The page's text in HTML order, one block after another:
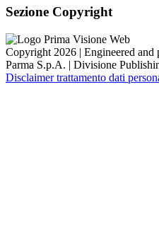
Sezione Copyright
Copyright 2026 | Engineered
Parma S.p.A. | Divisione
Disclaimer trattamento dati